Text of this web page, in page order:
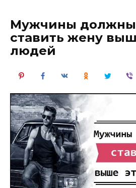
Мужчины
ставить жену
людей